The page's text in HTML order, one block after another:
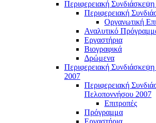
Περιφερειακή Συνδιάσκεψη
Περιφερειακή
Οργανωτική
Αναλυτικό
Εργαστήρια
Βιογραφικά
Δρώμενα
Περιφερειακή
2007
Περιφερειακή
Πελοποννήσου 2007
Επιτροπές
Πρόγραμμα
Εργαστήρια